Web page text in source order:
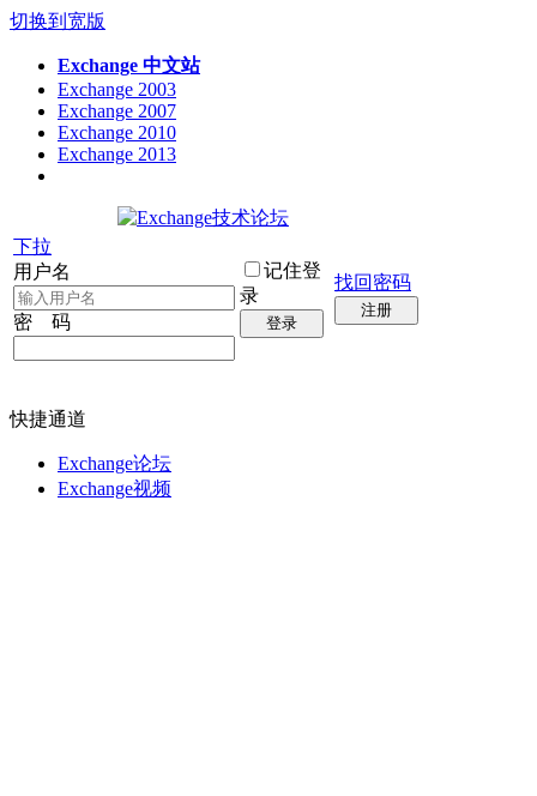
切换到宽版
Exchange 中文站
Exchange 2003
Exchange 2007
Exchange 2010
Exchange 2013
下拉
用户名
密 码
记住登
录
登录
找回密码
注册
快捷通道
Exchange论坛
Exchange视频